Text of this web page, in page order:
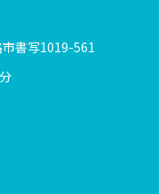
書写1019-561